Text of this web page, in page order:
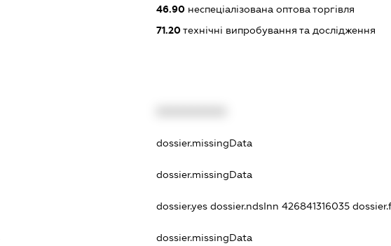
46.90 неспеціалізована оптова торгівля
71.20технічні випробування та дослідження
dossier.missingData
dossier.missingData
dossier.yesdossier.ndsInn 426841316035
dossier.missingData